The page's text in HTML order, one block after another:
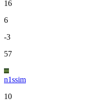
16
6
-3
57
n1ssim
10